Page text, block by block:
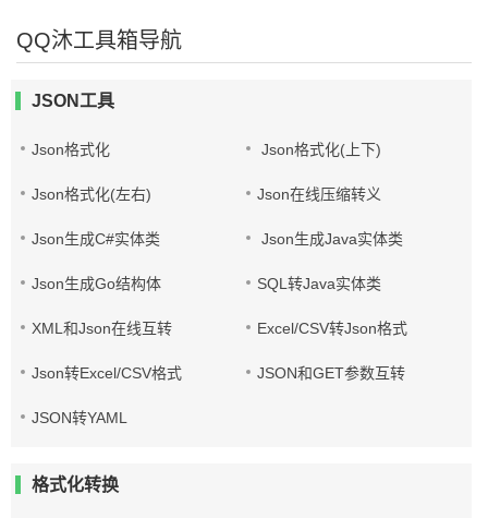
QQ沐工具箱导航
JSON工具
Json格式化 Json格式化(上下)
Json格式化(左右) Json在线压缩转义
Json生成C#实体类 Json生成Java实体类
Json生成Go结构体 SQL转Java实体类
XML和Json在线互转 Excel/CSV转Json格式
Json转Excel/CSV格式 JSON和GET参数互转
JSON转YAML
格式化转换